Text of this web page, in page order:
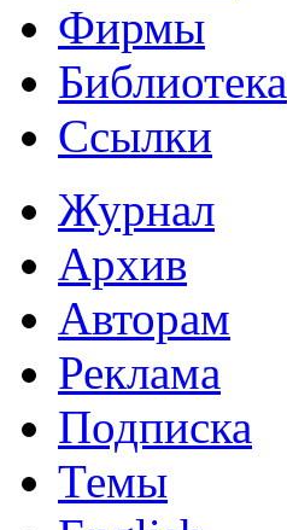
Фирмы
Библиотека
Ссылки
Журнал
Архив
Авторам
Реклама
Подписка
Темы